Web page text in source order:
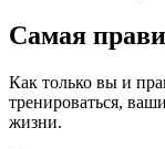
Самая
Как только вы и
тренироваться,
жизни.